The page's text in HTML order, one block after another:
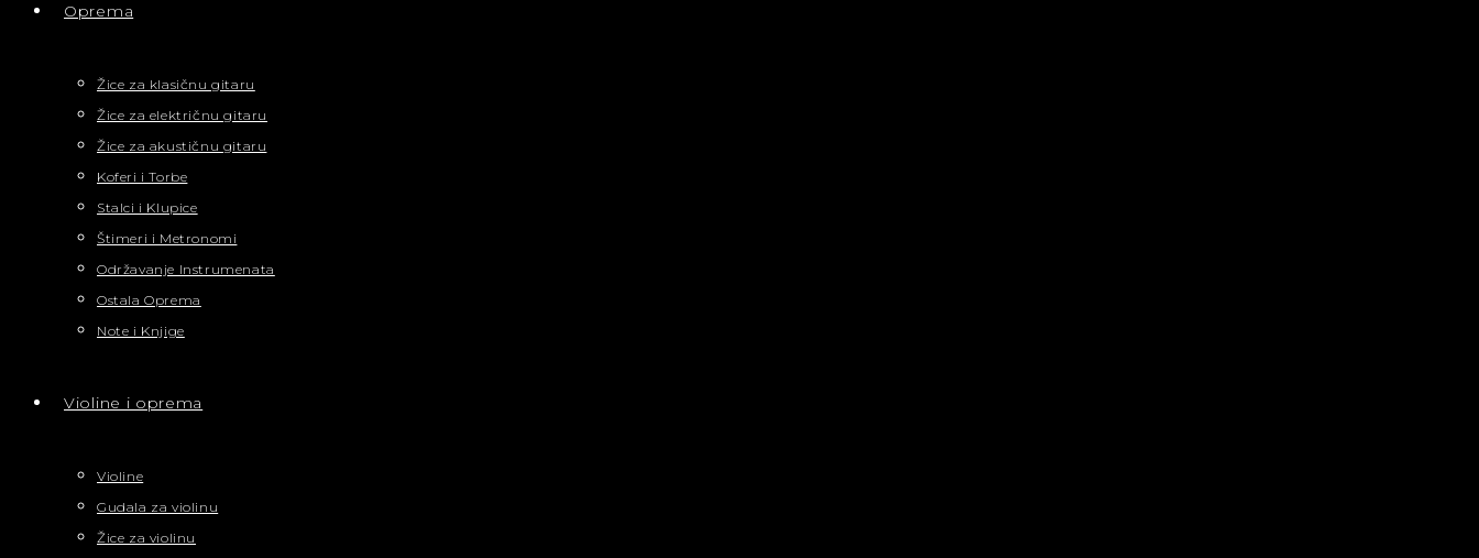
Oprema
Žice za klasičnu gitaru
Žice za električnu gitaru
Žice za akustičnu gitaru
Koferi i Torbe
Stalci i Klupice
Štimeri i Metronomi
Održavanje Instrumenata
Ostala Oprema
Note i Knjige
Violine i oprema
Violine
Gudala za violinu
Žice za violinu